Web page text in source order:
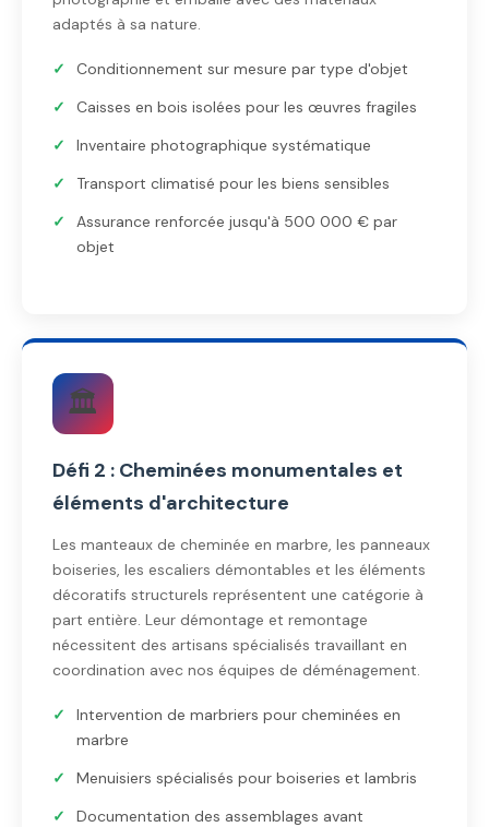
adaptés à sa nature.
Conditionnement sur mesure par type d'objet
Caisses en bois isolées pour les œuvres fragiles
Inventaire photographique systématique
Transport climatisé pour les biens sensibles
Assurance renforcée jusqu'à 500 000 € par
objet
🏛️
Défi 2 : Cheminées monumentales et
éléments d'architecture
Les manteaux de cheminée en marbre, les panneaux
boiseries, les escaliers démontables et les éléments
décoratifs structurels représentent une catégorie à
part entière. Leur démontage et remontage
nécessitent des artisans spécialisés travaillant en
coordination avec nos équipes de déménagement.
Intervention de marbriers pour cheminées en
marbre
Menuisiers spécialisés pour boiseries et lambris
Documentation des assemblages avant